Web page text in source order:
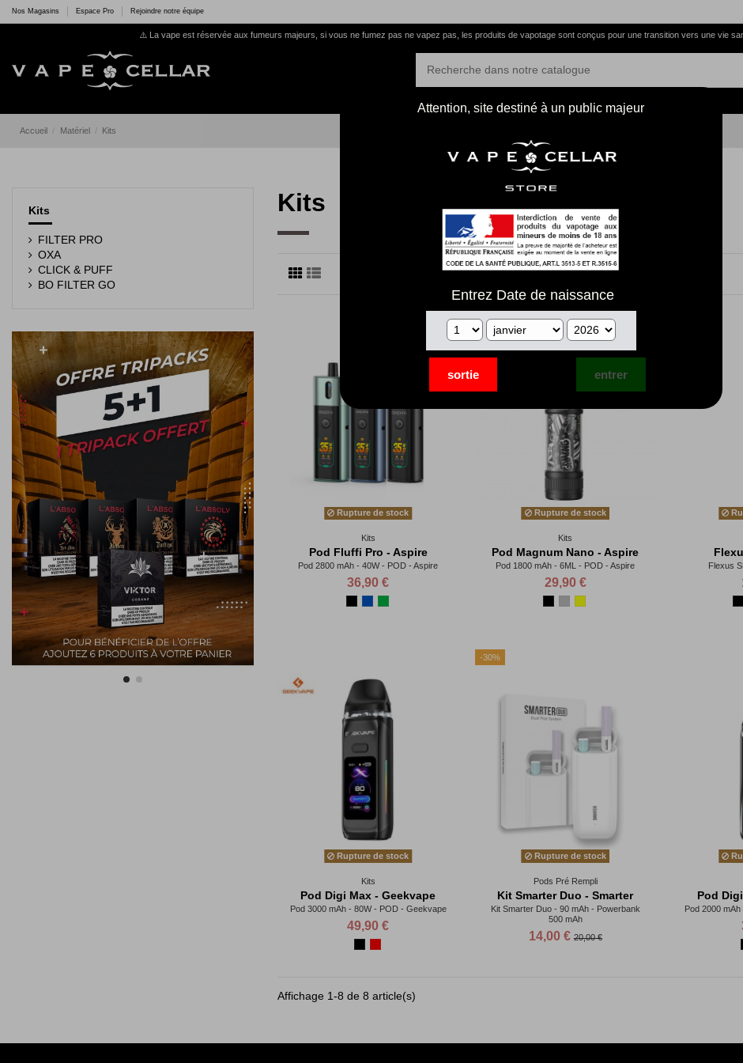
Attention, site destiné à un public majeur
Entrez Date de naissance
Nos Magasins Espace Pro Rejoindre notre équipe
⚠️ La vape est réservée aux fumeurs majeurs, si vous ne fumez pas ne vapez pas, les produits de vapotage sont conçus pour une transition vers une vie
Accueil Matériel Kits
Kits
Rupture de stock
Kits
Pod Fluffi Pro - Aspire
Pod 2800 mAh - 40W - POD - Aspire
36,90 €
Rupture de stock
Kits
Pod Magnum Nano - Aspire
Pod 1800 mAh - 6ML - POD - Aspire
29,90 €
Flexus
Rupture de stock
Kits
Pod Digi Max - Geekvape
Pod 3000 mAh - 80W - POD - Geekvape
49,90 €
-30%
Rupture de stock
Pods Pré Rempli
Kit Smarter Duo - Smarter
Kit Smarter Duo - 90 mAh - Powerbank
500 mAh
14,00 € 20,00 €
Pod
Pod 2000
Affichage 1-8 de 8 article(s)
Kits
FILTER PRO
OXA
CLICK & PUFF
BO FILTER GO